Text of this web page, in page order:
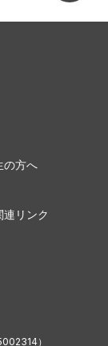
島県立医科大学
の方へ
連リンク
）